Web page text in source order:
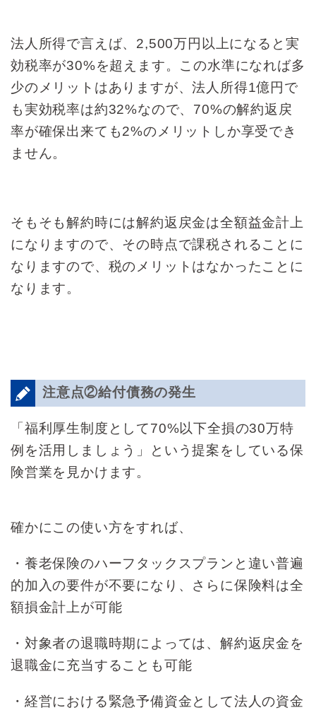
法人所得で言えば、2,500万円以上になると実
効税率が30%を超えます。この水準になれば多
少のメリットはありますが、法人所得1億円で
も実効税率は約32%なので、70%の解約返戻
率が確保出来ても2%のメリットしか享受でき
ません。
そもそも解約時には解約返戻金は全額益金計上
になりますので、その時点で課税されることに
なりますので、税のメリットはなかったことに
なります。
注意点②給付債務の発生
「福利厚生制度として70%以下全損の30万特
例を活用しましょう」という提案をしている保
険営業を見かけます。
確かにこの使い方をすれば、
・養老保険のハーフタックスプランと違い普遍
的加入の要件が不要になり、さらに保険料は全
額損金計上が可能
・対象者の退職時期によっては、解約返戻金を
退職金に充当することも可能
・経営における緊急予備資金として法人の資金